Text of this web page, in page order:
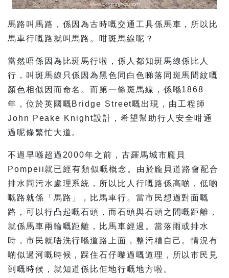
馬路叫馬路，係因為古時嘅交通工具係馬車，所以比
馬車行嘅路就叫馬路。咁斑馬線呢？
當然唔係因為比斑馬行啦，係人都知斑馬線係比人
行，叫斑馬線只係因為黑色同白色睇落同斑馬間紋嘅
顏色相似因而命名。而第一條斑馬線，係喺1868
年，位於英國嘅Bridge Street嘅出現，由工程師
John Peake Knight設計，希望幫助行人安全咁通
過呢條繁忙大道。
不過早喺超過2000年之前，古羅馬城市龐貝
Pompeii就已經有類似嘅概念。由於龐貝道路會配合
排水同污水處理系統，所以比人行嘅路係高啲，低啲
嘅路就係「馬路」，比馬車行。當市民想過對面嘅
路，可以行凸起嘅石頭，而石頭與石頭之間嘅距離，
就係馬車兩輪嘅距離，比馬車經過。當落雨或排水
時，市民就唔洗行喺道路上面，整污糟自己。情況有
啲似過河嘅時候，踩住石仔嚟過嘅道理，所以市民見
到嘅時候，就知道係比佢地行嘅地方啦。